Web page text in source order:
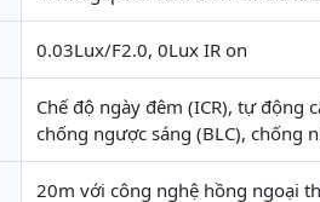
0.03Lux/F2.0, 0Lux IR on
Chế độ ngày đêm (ICR), tự động
chống ngược sáng (BLC), chống
20m với công nghệ hồng ngoại